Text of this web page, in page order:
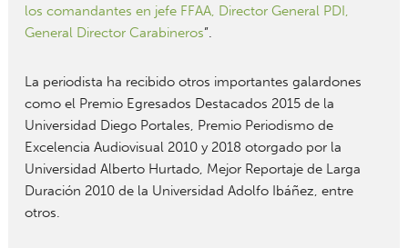
los comandantes en jefe FFAA, Director General PDI,
General Director Carabineros”.
La periodista ha recibido otros importantes galardones
como el Premio Egresados Destacados 2015 de la
Universidad Diego Portales, Premio Periodismo de
Excelencia Audiovisual 2010 y 2018 otorgado por la
Universidad Alberto Hurtado, Mejor Reportaje de Larga
Duración 2010 de la Universidad Adolfo Ibáñez, entre
otros.